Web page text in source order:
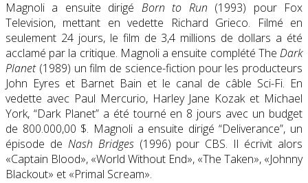
Magnoli a ensuite dirigé Born to Run (1993) pour Fox
Television, mettant en vedette Richard Grieco. Filmé en
seulement 24 jours, le film de 3,4 millions de dollars a été
acclamé par la critique. Magnoli a ensuite complété The Dark
Planet(1989) un film de science-fiction pour les producteurs
John Eyres et Barnet Bain et le canal de câble Sci-Fi. En
vedette avec Paul Mercurio, Harley Jane Kozak et Michael
York, “Dark Planet” a été tourné en 8 jours avec un budget
de 800.000,00 $. Magnoli a ensuite dirigé “Deliverance”, un
épisode de Nash Bridges(1996) pour CBS. Il écrivit alors
«Captain Blood», «World Without End», «The Taken», «Johnny
Blackout» et «Primal Scream».